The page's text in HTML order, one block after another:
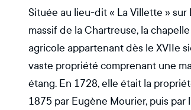
Située au lieu-dit « La Villette »
massif de la Chartreuse, la
agricole appartenant dès le XVIIe
vaste propriété comprenant une
étang. En 1728, elle était la
1875 par Eugène Mourier, puis